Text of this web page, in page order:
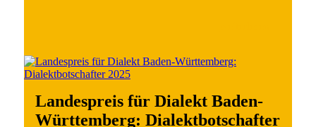
Landespreis für Dialekt Baden-
Württemberg: Dialektbotschafter